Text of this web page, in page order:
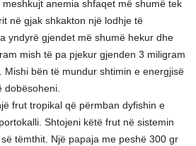
anemia shfaqet më shumë tek
në gjak shkakton një lodhje të
yndyrë gjendet më shumë hekur dhe
mish të pa pjekur gjenden 3 miligram
Mishi bën të mundur shtimin e energjisë
dobësoheni.
frut tropikal që përmban dyfishin e
Shtojeni këtë frut në sistemin
tëmthit. Një papaja me peshë 300 gr